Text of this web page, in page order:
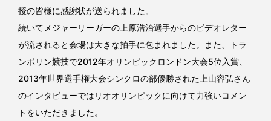
授の皆様に感謝状が送られました。
続いてメジャーリーガーの上原浩治選手からのビデオレター
が流されると会場は大きな拍手に包まれました。また、トラ
ンポリン競技で2012年オリンピックロンドン大会5位入賞、
2013年世界選手権大会シンクロの部優勝された上山容弘さん
のインタビューではリオオリンピックに向けて力強いコメン
トをいただきました。